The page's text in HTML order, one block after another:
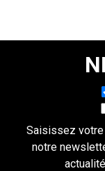
Choisissez
Saisissez
notre
actualité